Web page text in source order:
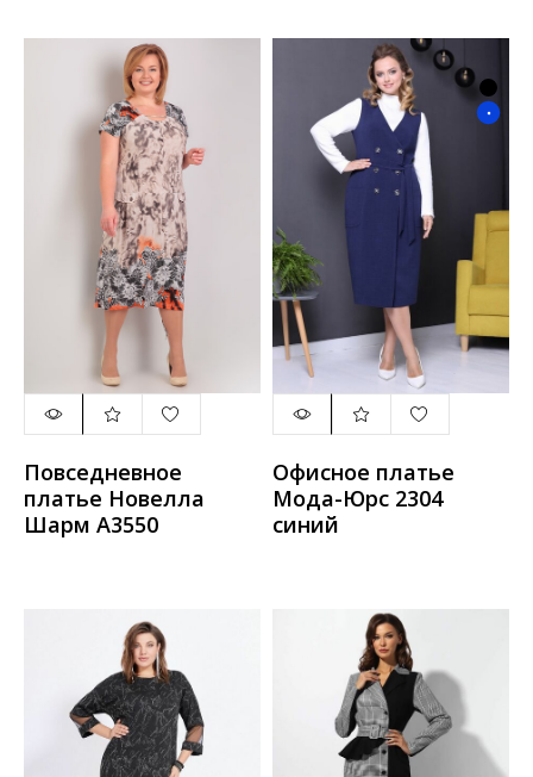
Повседневное
платье Новелла
Шарм А3550
Офисное платье
Мода-Юрс 2304
синий